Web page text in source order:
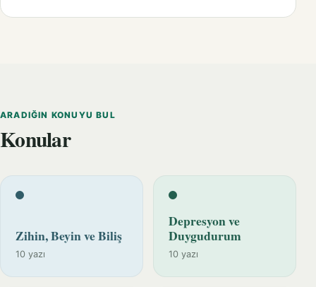
ARADIĞIN KONUYU BUL
Konular
Zihin, Beyin ve Biliş
10 yazı
Depresyon ve
Duygudurum
10 yazı